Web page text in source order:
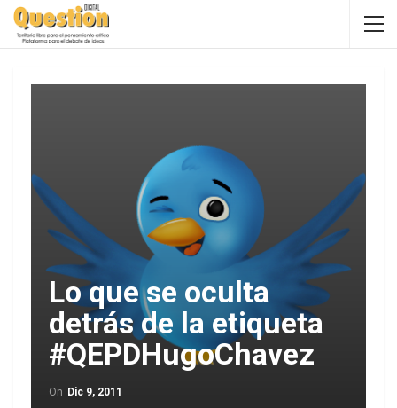
Lo que se oculta
detrás de la etiqueta
#QEPDHugoChavez
On Dic 9, 2011